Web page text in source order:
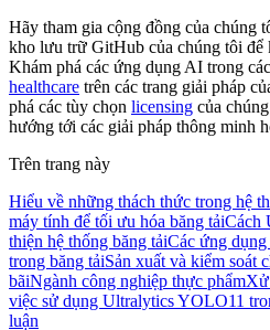
Hãy tham gia cộng đồng của chúng
kho lưu trữ GitHub của chúng tôi để
Khám phá các ứng dụng AI trong
healthcare trên các trang giải pháp
phá các tùy chọn licensing của
hướng tới các giải pháp thông minh
Trên trang này
Hiểu về những thách thức trong hệ
máy tính để tối ưu hóa băng tảiCách
thiện hệ thống băng tảiCác ứng
trong băng tảiSản xuất và kiểm soát
bãiNgành công nghiệp thực phẩmXử
việc sử dụng Ultralytics YOLO11
luận